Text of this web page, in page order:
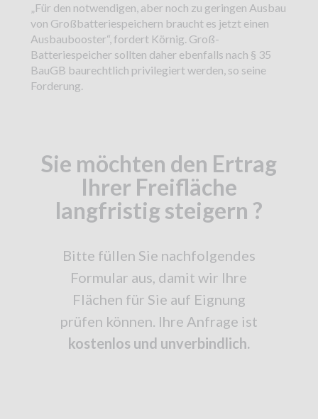
„Für den notwendigen, aber noch zu geringen Ausbau
von Großbatteriespeichern braucht es jetzt einen
Ausbaubooster“, fordert Körnig. Groß-
Batteriespeicher sollten daher ebenfalls nach § 35
BauGB baurechtlich privilegiert werden, so seine
Forderung.
Sie möchten den Ertrag
Ihrer Freifläche
langfristig steigern ?
Bitte füllen Sie nachfolgendes
Formular aus, damit wir Ihre
Flächen für Sie auf Eignung
prüfen können. Ihre Anfrage ist
kostenlos und unverbindlich.